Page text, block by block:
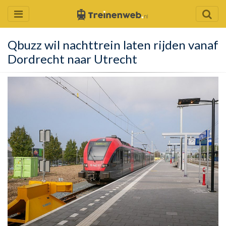
Qbuzz wil nachttrein laten rijden vanaf
Dordrecht naar Utrecht